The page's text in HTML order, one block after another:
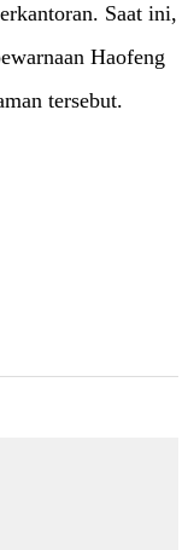
Saat ini,
Haofeng
tersebut.